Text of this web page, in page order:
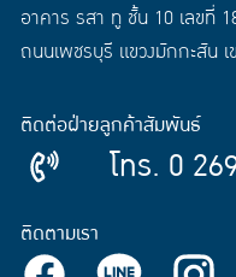
อาคาร รสา ทู ชั้น 10 เลขที่
ถนนเพชรบุรี แขวงมักกะสัน
ติดต่อฝ่ายลูกค้าสัมพันธ์
โทร. 0
ติดตามเรา